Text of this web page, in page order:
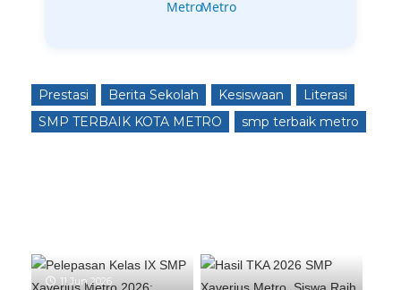
Prestasi Berita Sekolah Kesiswaan
Literasi
SMP TERBAIK KOTA METRO
smp terbaik metro
11 Jun 2026